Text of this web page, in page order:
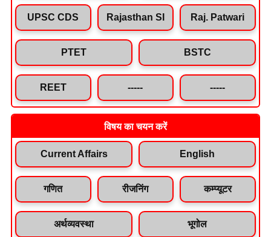
UPSC CDS Rajasthan SI Raj. Patwari
PTET BSTC
REET ----- -----
विषय का चयन करें
Current Affairs English
गणित रीजनिंग कम्प्यूटर
अर्थव्यवस्था भूगोल